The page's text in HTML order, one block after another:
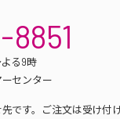
よる9時
センター
です。ご注文は受け付